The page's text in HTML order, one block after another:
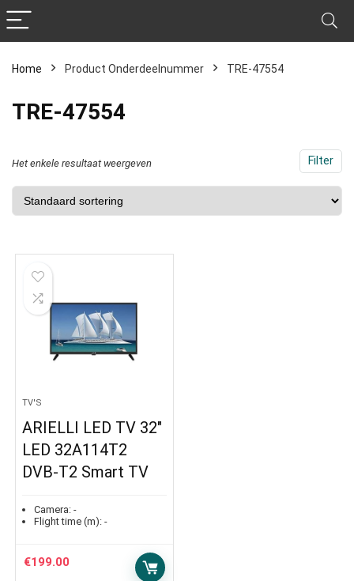
Home Product Onderdeelnummer ‎TRE-47554
‎TRE-47554
Filter
Het enkele resultaat weergeven
TV'S
ARIELLI LED TV 32″
LED 32A114T2
DVB-T2 Smart TV
Camera: -
Flight time (m): -
€199.00